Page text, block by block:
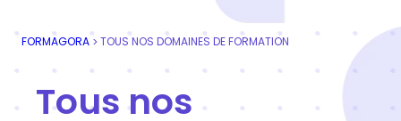
FORMAGORA > TOUS NOS DOMAINES DE FORMATION
Tous nos